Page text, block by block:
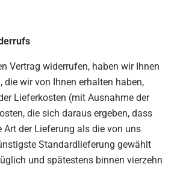
Vertrag widerrufen, haben wir Ihnen
die wir von Ihnen erhalten haben,
Lieferkosten (mit Ausnahme der
die sich daraus ergeben, dass
Art der Lieferung als die von uns
Standardlieferung gewählt
und spätestens binnen vierzehn